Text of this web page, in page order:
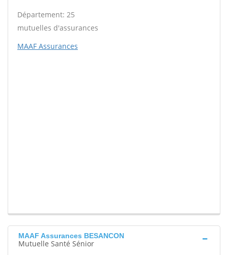
Département: 25
mutuelles d'assurances
MAAF Assurances
MAAF Assurances BESANCON
Mutuelle Santé Sénior